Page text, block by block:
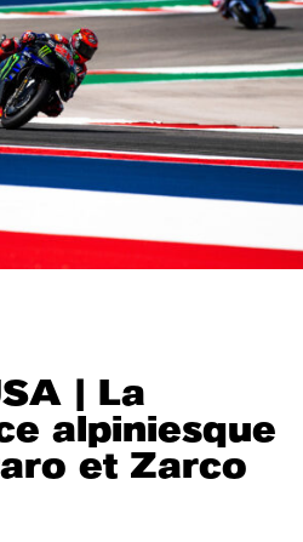
| La
alpiniesque
et Zarco